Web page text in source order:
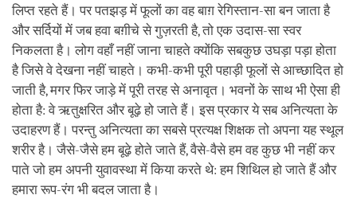
लिप्त रहते हैं। पर पतझड़ में फूलों का वह बाग़ रेगिस्तान-सा बन जाता है
और सर्दियों में जब हवा बग़ीचे से गुज़रती है, तो एक उदास-सा स्वर
निकलता है। लोग वहाँ नहीं जाना चाहते क्योंकि सबकुछ उघड़ा पड़ा होता
है जिसे वे देखना नहीं चाहते। कभी-कभी पूरी पहाड़ी फूलों से आच्छादित हो
जाती है, मगर फिर जाड़े में पूरी तरह से अनावृत। भवनों के साथ भी ऐसा ही
होता है: वे ऋतुक्षरित और बूढ़े हो जाते हैं। इस प्रकार ये सब अनित्यता के
उदाहरण हैं। परन्तु अनित्यता का सबसे प्रत्यक्ष शिक्षक तो अपना यह स्थूल
शरीर है। जैसे-जैसे हम बूढ़े होते जाते हैं, वैसे-वैसे हम वह कुछ भी नहीं कर
पाते जो हम अपनी युवावस्था में किया करते थे: हम शिथिल हो जाते हैं और
हमारा रूप-रंग भी बदल जाता है।